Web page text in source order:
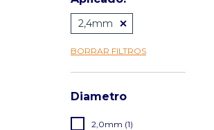
2,4mm
BORRAR FILTROS
Diametro
2,0mm (1)